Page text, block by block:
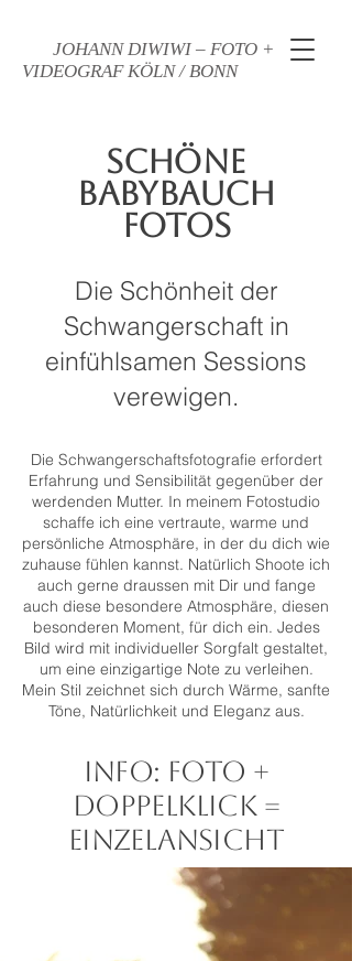
JOHANN DIWIWI – FOTO +
VIDEOGRAF KÖLN / BONN
Schöne
Babybauch
Fotos
Die Schönheit der
Schwangerschaft in
einfühlsamen Sessions
verewigen.
Die Schwangerschaftsfotografie erfordert
Erfahrung und Sensibilität gegenüber der
werdenden Mutter. In meinem Fotostudio
schaffe ich eine vertraute, warme und
persönliche Atmosphäre, in der du dich wie
zuhause fühlen kannst. Natürlich Shoote ich
auch gerne draussen mit Dir und fange
auch diese besondere Atmosphäre, diesen
besonderen Moment, für dich ein. Jedes
Bild wird mit individueller Sorgfalt gestaltet,
um eine einzigartige Note zu verleihen.
Mein Stil zeichnet sich durch Wärme, sanfte
Töne, Natürlichkeit und Eleganz aus.
INFO: FOTO +
DOPPELKLICK =
EINZELANSICHT